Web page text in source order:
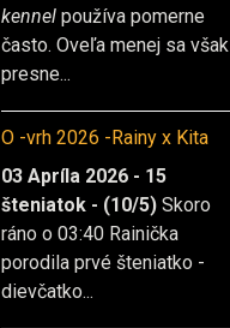
kennel používa pomerne
často. Oveľa menej sa však
presne...
O -vrh 2026 -Rainy x Kita
03 Apríla 2026 - 15
šteniatok - (10/5) Skoro
ráno o 03:40 Rainička
porodila prvé šteniatko -
dievčatko...